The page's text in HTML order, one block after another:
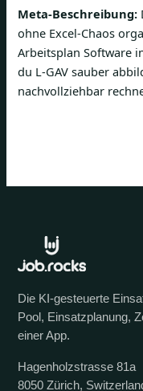
Meta-Beschreibung:
ohne Excel-Chaos
Arbeitsplan Software
du L-GAV sauber
nachvollziehbar
Die KI-gesteuerte
Pool, Einsatzplanung,
einer App.
Hagenholzstrasse 81a
8050 Zürich,